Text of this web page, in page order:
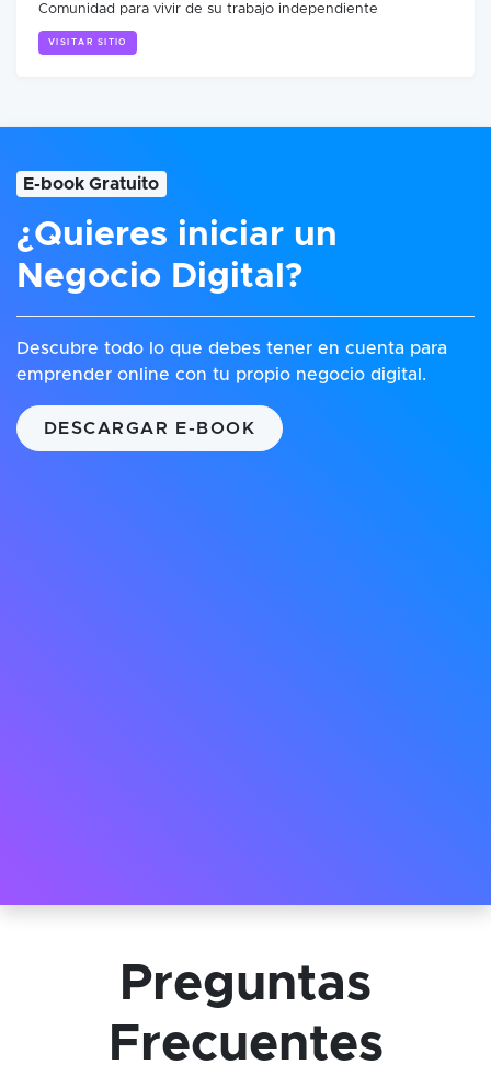
Comunidad para vivir de su trabajo independiente
VISITAR SITIO
E-book Gratuito
¿Quieres iniciar un
Negocio Digital?
Descubre todo lo que debes tener en cuenta para
emprender online con tu propio negocio digital.
DESCARGAR E-BOOK
Preguntas
Frecuentes